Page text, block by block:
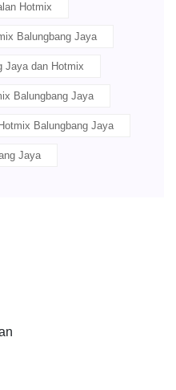
Hotmix
Balungbang Jaya
Jaya dan Hotmix
Balungbang Jaya
Balungbang Jaya
Jaya